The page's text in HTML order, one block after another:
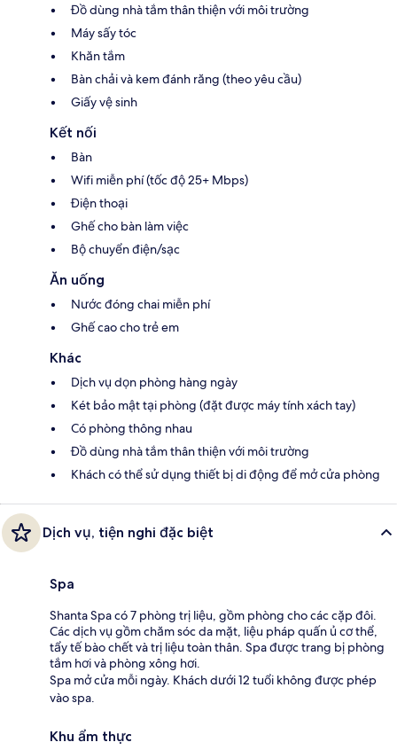
Đồ dùng nhà tắm thân thiện với môi trường
Máy sấy tóc
Khăn tắm
Bàn chải và kem đánh răng (theo yêu cầu)
Giấy vệ sinh
Kết nối
Bàn
Wifi miễn phí (tốc độ 25+ Mbps)
Điện thoại
Ghế cho bàn làm việc
Bộ chuyển điện/sạc
Ăn uống
Nước đóng chai miễn phí
Ghế cao cho trẻ em
Khác
Dịch vụ dọn phòng hàng ngày
Két bảo mật tại phòng (đặt được máy tính xách tay)
Có phòng thông nhau
Đồ dùng nhà tắm thân thiện với môi trường
Khách có thể sử dụng thiết bị di động để mở cửa phòng
Dịch vụ, tiện nghi đặc biệt
Spa
Shanta Spa có 7 phòng trị liệu, gồm phòng cho các cặp đôi.
Các dịch vụ gồm chăm sóc da mặt, liệu pháp quấn ủ cơ thể,
tẩy tế bào chết và trị liệu toàn thân. Spa được trang bị phòng
tắm hơi và phòng xông hơi.
Spa mở cửa mỗi ngày. Khách dưới 12 tuổi không được phép
vào spa.
Khu ẩm thực